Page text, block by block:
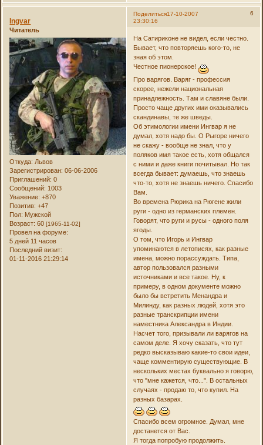
Поделиться 6
17-10-2007
23:30:16
Ingvar
Читатель
Откуда: Львов
Зарегистрирован: 06-06-2006
Приглашений: 0
Сообщений: 1003
Уважение: +870
Позитив: +47
Пол: Мужской
Возраст: 60[1965-11-02]
Провел на форуме:
5 дней 11 часов
Последний визит:
01-11-2016 21:29:14
На Сатириконе не видел, если честно.
Бывает, что повторяешь кого-то, не
зная об этом.
Честное пионерское!
Про варягов. Варяг - профессия
скорее, нежели национальная
принадлежность. Там и славяне были.
Просто чаще других ими оказывались
скандинавы, те же шведы.
Об этимологии имени Ингвар я не
думал, хотя надо бы. О Рыгоре ничего
не скажу - вообще не знал, что у
поляков имя такое есть, хотя общался
с ними и даже книги почитывал. Но так
всегда бывает: думаешь, что знаешь
что-то, хотя не знаешь ничего. Спасибо
Вам.
Во времена Рюрика на Рюгене жили
руги - одно из германских племен.
Говорят, что руги и русы - одного поля
ягоды.
О том, что Игорь и Ингвар
упоминаются в летописях, как разные
имена, можно порассуждать. Типа,
автор пользовался разными
источниками и все такое. Ну, к
примеру, в одном документе можно
было бы встретить Менандра и
Милинду, как разных людей, хотя это
разные транскрипции имени
наместника Александра в Индии.
Насчет того, призывали ли варягов на
самом деле. Я хочу сказать, что тут
редко высказываю какие-то свои идеи,
чаще комментирую существующие. В
нескольких местах буквально я говорю,
что "мне кажется, что...". В остальных
случаях - продаю то, что купил. На
разных базарах.
Спасибо всем огромное. Думал, мне
достанется от Вас.
Я тогда попробую продолжить.